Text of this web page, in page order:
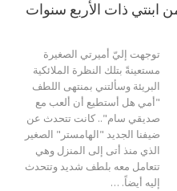
ابنتي ذات الأربع سنوات
توجهت إليّ أميرتي الصغيرة
مستعينةً بتلك النظرة الملائكية
البريئة وسألتني بمنتهى اللطف
"أمي هل أستطيع أن ألعب مع
صديقي سام".. كانت تتحدث عن
ضيفنا الجديد "الهامستر" الصغير
الذي منذ أتى إلى المنزل وهي
تتعامل معه بلطف شديد وتتحدث
إليه أيضاً. …